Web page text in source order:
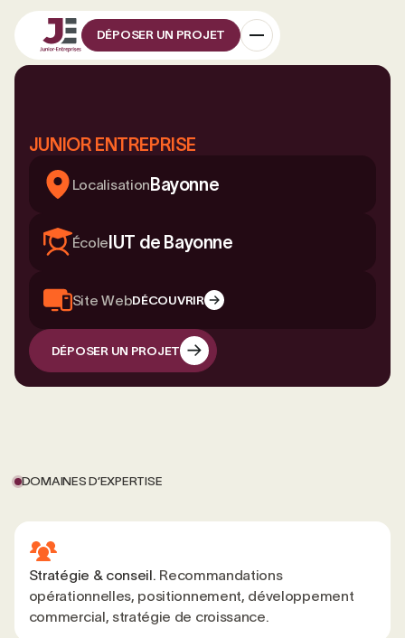
DÉPOSER UN PROJET
JUNIOR ENTREPRISE
Localisation Bayonne
École IUT de Bayonne
Site WebDÉCOUVRIR
DÉPOSER UN PROJET
DOMAINES D’EXPERTISE
Stratégie & conseil. Recommandations
opérationnelles, positionnement, développement
commercial, stratégie de croissance.